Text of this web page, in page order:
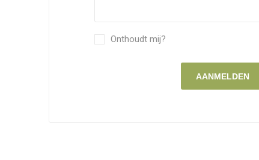
Onthoudt mij?
AANMELDEN